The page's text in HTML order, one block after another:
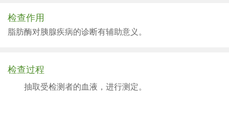
检查作用
脂肪酶对胰腺疾病的诊断有辅助意义。
检查过程
抽取受检测者的血液，进行测定。